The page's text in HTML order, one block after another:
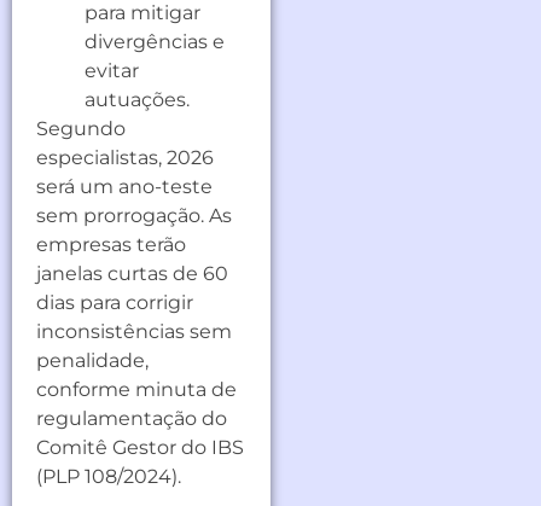
para mitigar
divergências e
evitar
autuações.
Segundo
especialistas, 2026
será um ano-teste
sem prorrogação. As
empresas terão
janelas curtas de 60
dias para corrigir
inconsistências sem
penalidade,
conforme minuta de
regulamentação do
Comitê Gestor do IBS
(PLP 108/2024).